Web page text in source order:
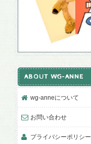
ABOUT WG-ANNE
wg-anneについて
お問い合わせ
プライバシーポリシー